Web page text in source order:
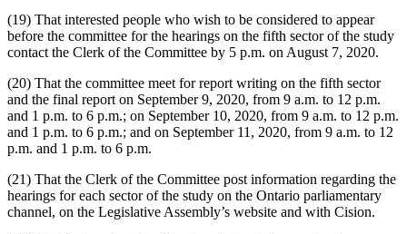
(19) That interested people who wish to be considered to appear
before the committee for the hearings on the fifth sector of the study
contact the Clerk of the Committee by 5 p.m. on August 7, 2020.
(20) That the committee meet for report writing on the fifth sector
and the final report on September 9, 2020, from 9 a.m. to 12 p.m.
and 1 p.m. to 6 p.m.; on September 10, 2020, from 9 a.m. to 12 p.m.
and 1 p.m. to 6 p.m.; and on September 11, 2020, from 9 a.m. to 12
p.m. and 1 p.m. to 6 p.m.
(21) That the Clerk of the Committee post information regarding the
hearings for each sector of the study on the Ontario parliamentary
channel, on the Legislative Assembly’s website and with Cision.